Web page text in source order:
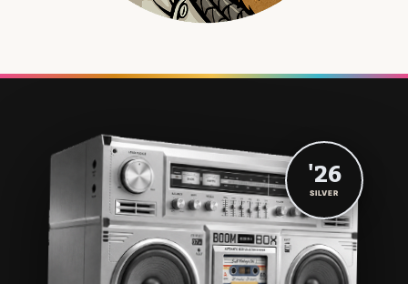
'26
SILVER